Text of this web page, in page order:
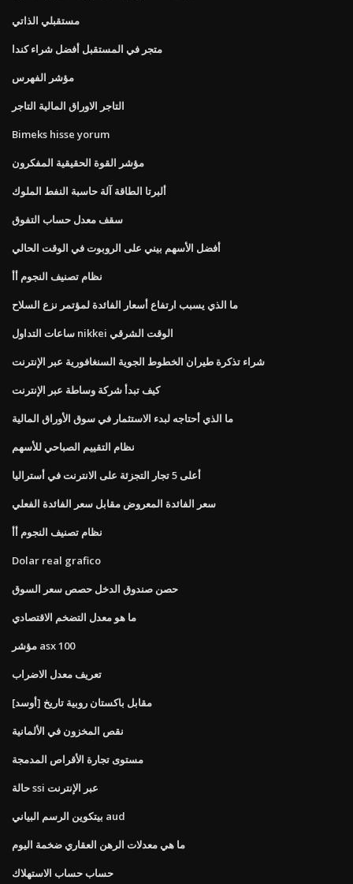
مستقبلي الذاتي
متجر في المستقبل أفضل شراء كندا
مؤشر الفهرس
التاجر الاوراق المالية التاجر
Bimeks hisse yorum
مؤشر القوة الحقيقية المفكرون
ألبرتا الطاقة آلة حاسبة النفط الملوك
سقف معدل حساب التفوق
أفضل الأسهم بيني على الروبوت في الوقت الحالي
نظام تصنيف النجوم أأ
ما الذي يسبب ارتفاع أسعار الفائدة لمؤتمر نزع السلاح
ساعات التداول nikkei الوقت الشرقي
شراء تذكرة طيران الخطوط الجوية السنغافورية عبر الإنترنت
كيف تبدأ شركة وساطة عبر الإنترنت
ما الذي أحتاجه لبدء الاستثمار في سوق الأوراق المالية
نظام التقييم الصباحي للأسهم
أعلى 5 تجار التجزئة على الانترنت في أستراليا
سعر الفائدة المعروض مقابل سعر الفائدة الفعلي
نظام تصنيف النجوم أأ
Dolar real grafico
حصن صندوق الدخل حصص سعر السوق
ما هو معدل التضخم الاقتصادي
مؤشر asx 100
تعريف معدل الاضراب
[أوسد] مقابل باكستان روبية تاريخ
نقص المخزون في الألمانية
مستوى تجارة الأقراص المدمجة
حالة ssi عبر الإنترنت
بيتكوين الرسم البياني aud
ما هي معدلات الرهن العقاري ضخمة اليوم
حساب حساب الاستهلاك